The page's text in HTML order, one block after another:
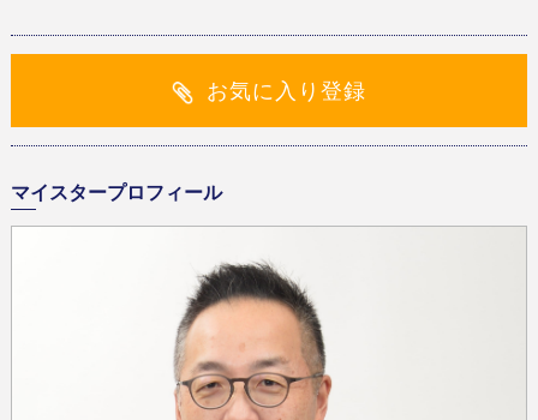
お気に入り登録
マイスタープロフィール